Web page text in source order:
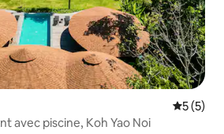
5 (5)
avec piscine, Koh Yao Noi